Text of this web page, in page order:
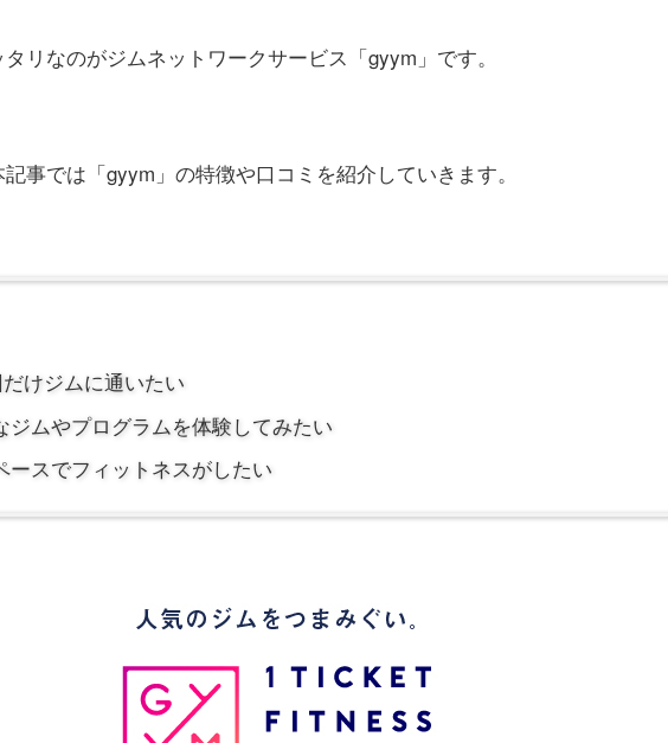
リなのがジムネットワークサービス「gyym」です。
事では「gyym」の特徴や口コミを紹介していきます。
けジムに通いたい
ジムやプログラムを体験してみたい
ースでフィットネスがしたい